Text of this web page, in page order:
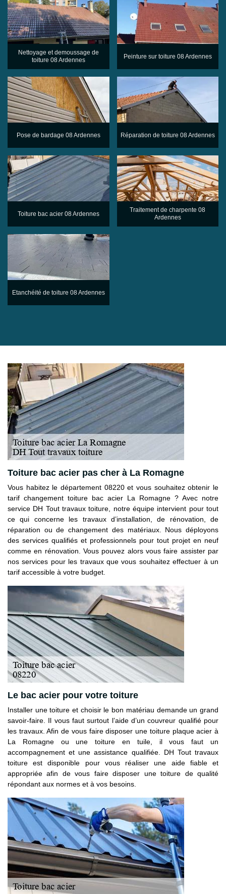
Nettoyage et demoussage de
toiture 08 Ardennes
Peinture sur toiture 08 Ardennes
Pose de bardage 08 Ardennes Réparation de toiture 08 Ardennes
Toiture bac acier 08 Ardennes
Traitement de charpente 08
Ardennes
Etanchéité de toiture 08 Ardennes
Toiture bac acier pas cher à La Romagne
Vous habitez le département 08220 et vous souhaitez obtenir le
tarif changement toiture bac acier La Romagne ? Avec notre
service DH Tout travaux toiture, notre équipe intervient pour tout
ce qui concerne les travaux d’installation, de rénovation, de
réparation ou de changement des matériaux. Nous déployons
des services qualifiés et professionnels pour tout projet en neuf
comme en rénovation. Vous pouvez alors vous faire assister par
nos services pour les travaux que vous souhaitez effectuer à un
tarif accessible à votre budget.
Le bac acier pour votre toiture
Installer une toiture et choisir le bon matériau demande un grand
savoir-faire. Il vous faut surtout l’aide d’un couvreur qualifié pour
les travaux. Afin de vous faire disposer une toiture plaque acier à
La Romagne ou une toiture en tuile, il vous faut un
accompagnement et une assistance qualifiée. DH Tout travaux
toiture est disponible pour vous réaliser une aide fiable et
appropriée afin de vous faire disposer une toiture de qualité
répondant aux normes et à vos besoins.